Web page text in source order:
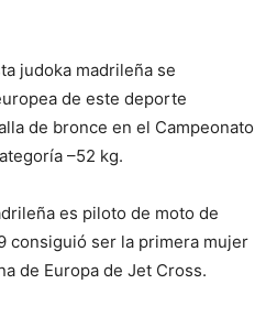
judoka madrileña se
de este deporte
de bronce en el Campeonato
–52 kg.
es piloto de moto de
consiguió ser la primera mujer
de Europa de Jet Cross.